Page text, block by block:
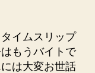
イムスリップ
もうバイトで
は大変お世話